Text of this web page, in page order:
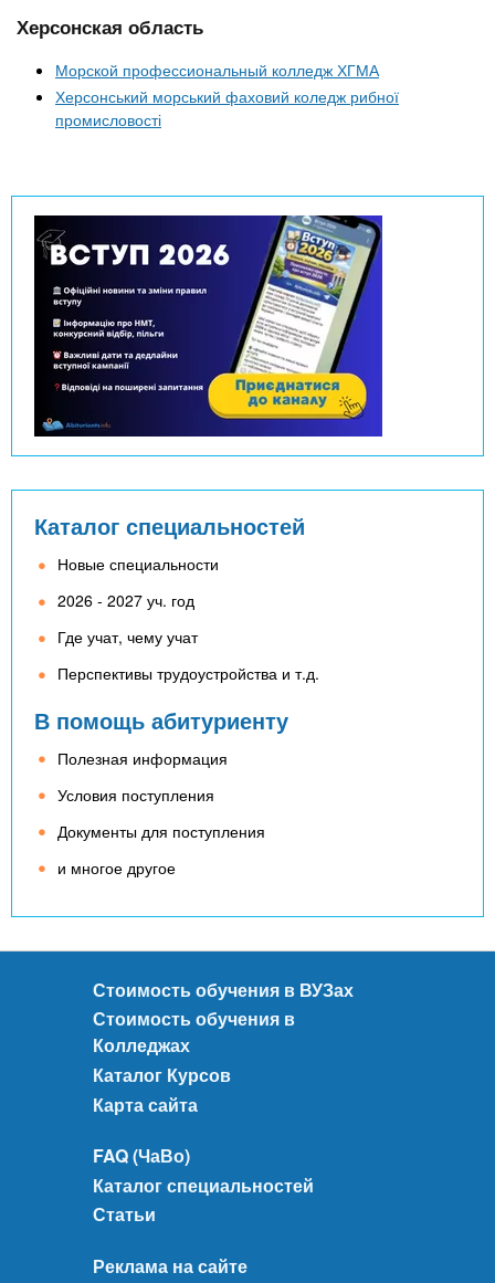
Херсонская область
Морской профессиональный колледж ХГМА
Херсонський морський фаховий коледж рибної
промисловості
Каталог специальностей
Новые специальности
2026 - 2027 уч. год
Где учат, чему учат
Перспективы трудоустройства и т.д.
В помощь абитуриенту
Полезная информация
Условия поступления
Документы для поступления
и многое другое
Стоимость обучения в ВУЗах
Стоимость обучения в
Колледжах
Каталог Курсов
Карта сайта
FAQ (ЧаВо)
Каталог специальностей
Статьи
Реклама на сайте